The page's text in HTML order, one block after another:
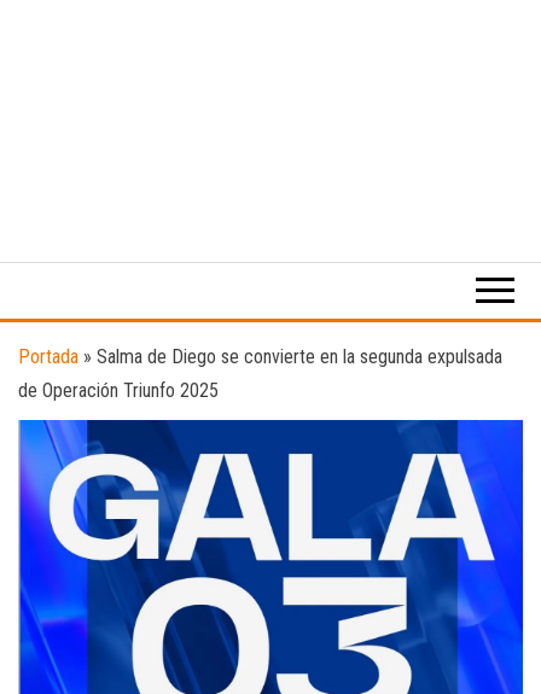
digital
el
música.
Portada » Salma de Diego se convierte en la segunda expulsada
de Operación Triunfo 2025